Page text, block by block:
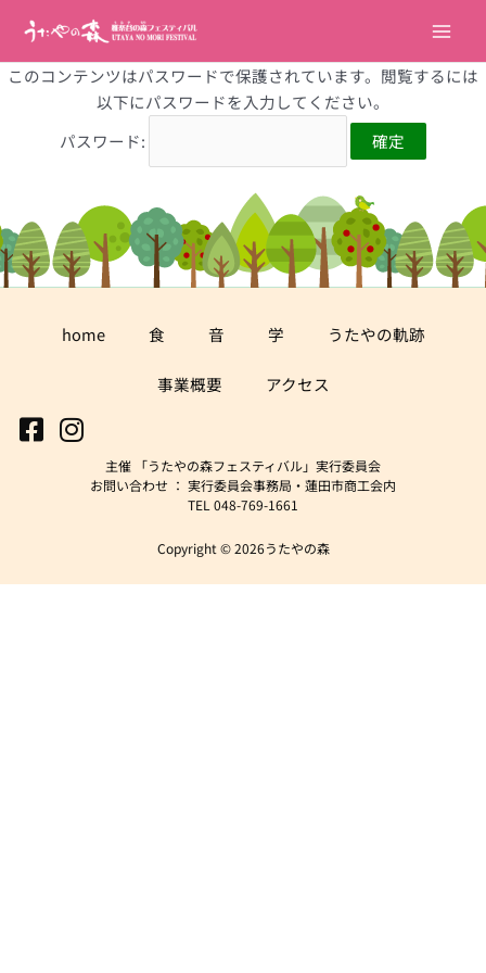
を
ス
Main
このコンテンツはパスワードで保護されています。閲覧するには
以下にパスワードを入力してください。
パスワード:
home 食 音 学 うたやの軌跡
事業概要 アクセス
主催 「うたやの森フェスティバル」実行委員会
お問い合わせ ： 実行委員会事務局・蓮田市商工会内
TEL 048-769-1661
Copyright © 2026うたやの森